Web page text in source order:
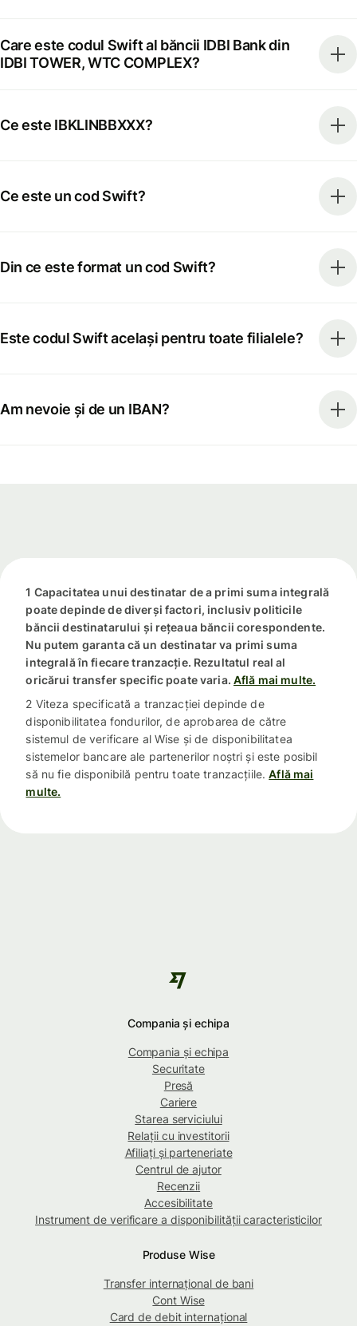
Care este codul Swift al băncii IDBI Bank din
IDBI TOWER, WTC COMPLEX?
Ce este IBKLINBBXXX?
Ce este un cod Swift?
Din ce este format un cod Swift?
Este codul Swift același pentru toate filialele?
Am nevoie și de un IBAN?
1 Capacitatea unui destinatar de a primi suma integrală
poate depinde de diverși factori, inclusiv politicile
băncii destinatarului și rețeaua băncii corespondente.
Nu putem garanta că un destinatar va primi suma
integrală în fiecare tranzacție. Rezultatul real al
oricărui transfer specific poate varia. Află mai multe.
2 Viteza specificată a tranzacției depinde de
disponibilitatea fondurilor, de aprobarea de către
sistemul de verificare al Wise și de disponibilitatea
sistemelor bancare ale partenerilor noștri și este posibil
să nu fie disponibilă pentru toate tranzacțiile. Află mai
multe.
Compania și echipa
Compania și echipa
Securitate
Presă
Cariere
Starea serviciului
Relații cu investitorii
Afiliați și parteneriate
Centrul de ajutor
Recenzii
Accesibilitate
Instrument de verificare a disponibilității caracteristicilor
Produse Wise
Transfer internațional de bani
Cont Wise
Card de debit internațional